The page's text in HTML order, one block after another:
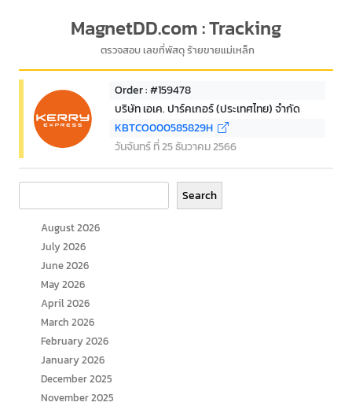
MagnetDD.com : Tracking
ตรวจสอบ เลขที่พัสดุ ร้ายขายแม่เหล็ก
Order : #159478
บริษัท เอเค. ปาร์คเกอร์ (ประเทศไทย) จำกัด
KBTCO000585829H
วันจันทร์ ที่ 25 ธันวาคม 2566
Search
August 2026
July 2026
June 2026
May 2026
April 2026
March 2026
February 2026
January 2026
December 2025
November 2025